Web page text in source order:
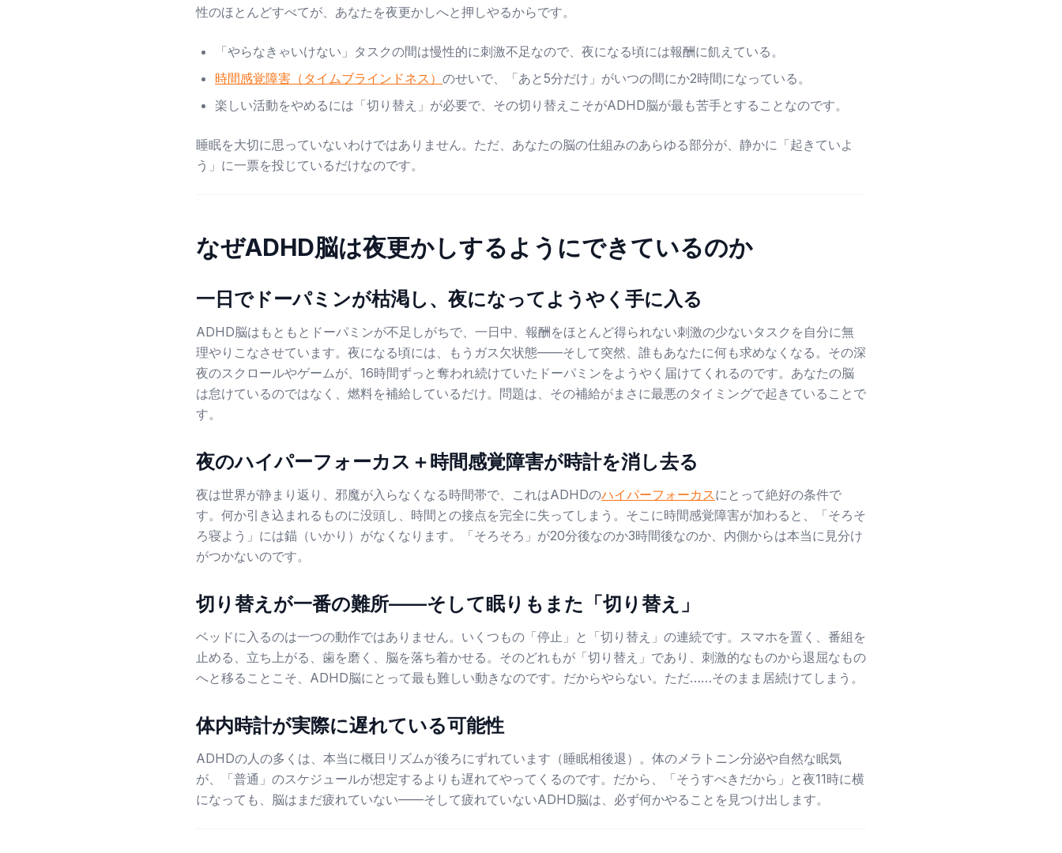
性のほとんどすべてが、あなたを夜更かしへと押しやるからです。
「やらなきゃいけない」タスクの間は慢性的に刺激不足なので、夜になる頃には報酬に飢えている。
時間感覚障害（タイムブラインドネス） のせいで、「あと5分だけ」がいつの間にか2時間になっている。
楽しい活動をやめるには「切り替え」が必要で、その切り替えこそがADHD脳が最も苦手とすることなのです。
睡眠を大切に思っていないわけではありません。ただ、あなたの脳の仕組みのあらゆる部分が、静かに「起きていよ
う」に一票を投じているだけなのです。
なぜADHD脳は夜更かしするようにできているのか
一日でドーパミンが枯渇し、夜になってようやく手に入る
ADHD脳はもともとドーパミンが不足しがちで、一日中、報酬をほとんど得られない刺激の少ないタスクを自分に無
理やりこなさせています。夜になる頃には、もうガス欠状態——そして突然、誰もあなたに何も求めなくなる。その深
夜のスクロールやゲームが、16時間ずっと奪われ続けていたドーパミンをようやく届けてくれるのです。あなたの脳
は怠けているのではなく、燃料を補給しているだけ。問題は、その補給がまさに最悪のタイミングで起きていることで
す。
夜のハイパーフォーカス＋時間感覚障害が時計を消し去る
夜は世界が静まり返り、邪魔が入らなくなる時間帯で、これはADHDのハイパーフォーカスにとって絶好の条件で
す。何か引き込まれるものに没頭し、時間との接点を完全に失ってしまう。そこに時間感覚障害が加わると、「そろそ
ろ寝よう」には錨（いかり）がなくなります。「そろそろ」が20分後なのか3時間後なのか、内側からは本当に見分け
がつかないのです。
切り替えが一番の難所——そして眠りもまた「切り替え」
ベッドに入るのは一つの動作ではありません。いくつもの「停止」と「切り替え」の連続です。スマホを置く、番組を
止める、立ち上がる、歯を磨く、脳を落ち着かせる。そのどれもが「切り替え」であり、刺激的なものから退屈なもの
へと移ることこそ、ADHD脳にとって最も難しい動きなのです。だからやらない。ただ……そのまま居続けてしまう。
体内時計が実際に遅れている可能性
ADHDの人の多くは、本当に概日リズムが後ろにずれています（睡眠相後退）。体のメラトニン分泌や自然な眠気
が、「普通」のスケジュールが想定するよりも遅れてやってくるのです。だから、「そうすべきだから」と夜11時に横
になっても、脳はまだ疲れていない——そして疲れていないADHD脳は、必ず何かやることを見つけ出します。